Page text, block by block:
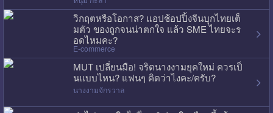
วิกฤตหรือโอกาส? แอปช้อปปิ้งจีนบุกไทยเต็
มตัว ของถูกจนน่าตกใจ แล้ว SME ไทยจะร
อดไหมคะ?
E-commerce
MUT เปลี่ยนมือ! จริตนางงามยุคใหม่ ควรเป็
นแบบไหน? แฟนๆ คิดว่าไงคะ/ครับ?
นางงามจักรวาล